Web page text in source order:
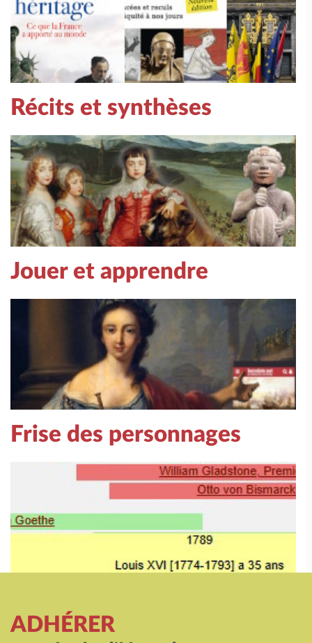
Récits et synthèses
Jouer et apprendre
Frise des personnages
ADHÉRER